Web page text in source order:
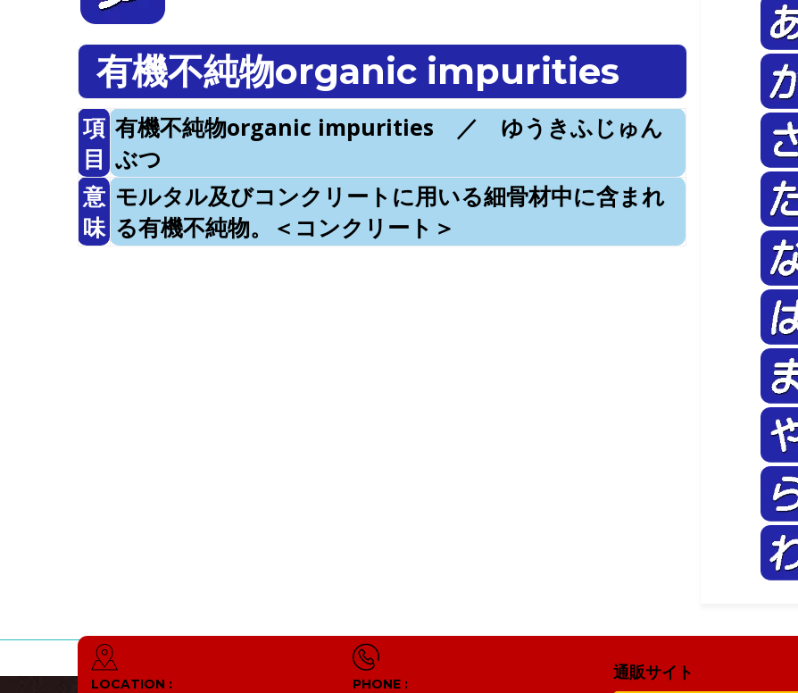
有機不純物organic impurities
項
目
有機不純物organic impurities ／ ゆうきふじゅん
ぶつ
意
味
モルタル及びコンクリートに用いる細骨材中に含まれ
る有機不純物。＜コンクリート＞
LOCATION : PHONE :
通販サイト